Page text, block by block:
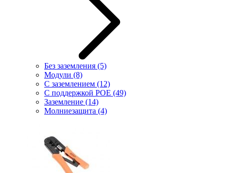
Без заземления (5)
Модули (8)
С заземлением (12)
С поддержкой POE (49)
Заземление (14)
Молниезащита (4)